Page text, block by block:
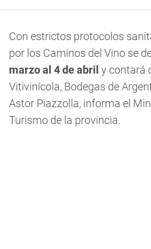
Con estrictos protocolos
por los Caminos del Vino se
marzo al 4 de abril y contará
Vitivinícola, Bodegas de
Astor Piazzolla, informa el
Turismo de la provincia.